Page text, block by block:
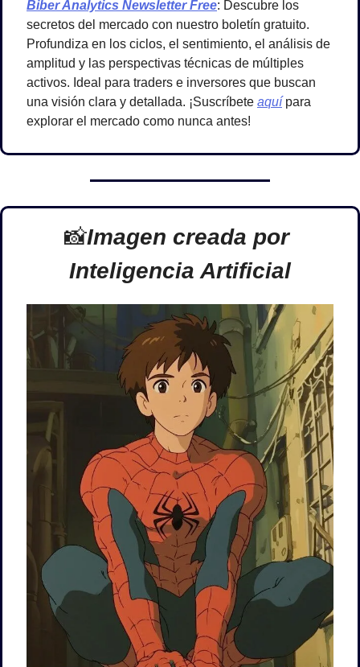
Biber Analytics Newsletter Free: Descubre los
secretos del mercado con nuestro boletín gratuito.
Profundiza en los ciclos, el sentimiento, el análisis de
amplitud y las perspectivas técnicas de múltiples
activos. Ideal para traders e inversores que buscan
una visión clara y detallada. ¡Suscríbete aquí para
explorar el mercado como nunca antes!
📸Imagen creada por
Inteligencia Artificial